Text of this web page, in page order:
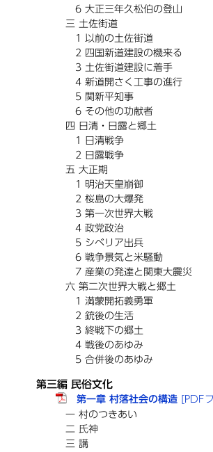
6 大正三年久松伯の登山
三 土佐街道
1 以前の土佐街道
2 四国新道建設の機来る
3 土佐街道建設に着手
4 新道開さく工事の進行
5 関新平知事
6 その他の功献者
四 日清・日露と郷土
1 日清戦争
2 日露戦争
五 大正期
1 明治天皇崩御
2 桜島の大爆発
3 第一次世界大戦
4 政党政治
5 シベリア出兵
6 戦争景気と米騒動
7 産業の発達と関東大震災
六 第二次世界大戦と郷土
1 満蒙開拓義勇軍
2 銃後の生活
3 終戦下の郷土
4 戦後のあゆみ
5 合併後のあゆみ
第三編 民俗文化
第一章 村落社会の構造 [PDF
一 村のつきあい
二 氏神
三 講